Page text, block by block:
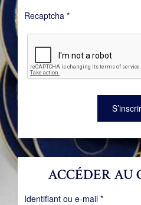
ACCÉDER AU
Identifiant ou e-mail *Obligatoire
Recaptcha *